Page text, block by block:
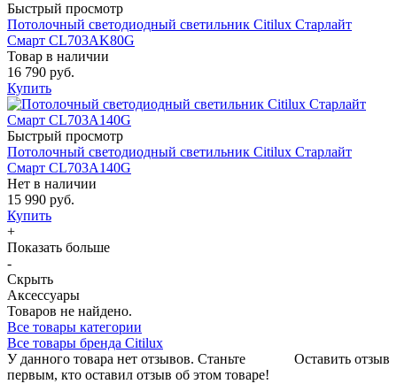
Быстрый просмотр
Потолочный светодиодный светильник Citilux Старлайт
Смарт CL703AK80G
Товар в наличии
16 790 руб.
Купить
Быстрый просмотр
Потолочный светодиодный светильник Citilux Старлайт
Смарт CL703A140G
Нет в наличии
15 990 руб.
Купить
+
Показать больше
-
Скрыть
Аксессуары
Товаров не найдено.
Все товары категории
Все товары бренда Citilux
Оставить отзыв
У данного товара нет отзывов. Станьте
первым, кто оставил отзыв об этом товаре!